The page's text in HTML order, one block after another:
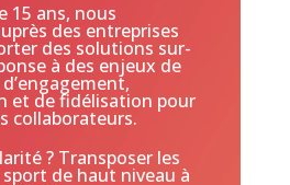
15 ans, nous
des entreprises
des solutions sur-
à des enjeux de
et de fidélisation pour
collaborateurs.
? Transposer les
de haut niveau à